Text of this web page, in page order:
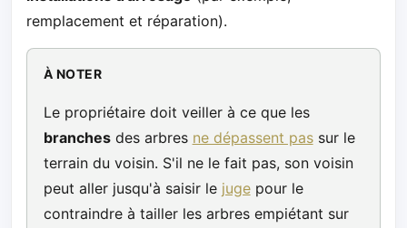
remplacement et réparation).
À NOTER
Le propriétaire doit veiller à ce que les
branchesdes arbres ne dépassent passur le
terrain du voisin. S'il ne le fait pas, son voisin
peut aller jusqu'à saisir le jugepour le
contraindre à tailler les arbres empiétant sur